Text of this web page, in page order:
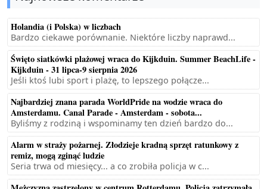
Holandia (i Polska) w liczbach
Bardzo ciekawe porównanie. Niektóre liczby naprawd...
Święto siatkówki plażowej wraca do Kijkduin. Summer BeachLife -
Kijkduin - 31 lipca-9 sierpnia 2026
Jeśli ktoś lubi sport i plażę, to lepszego połącze...
Najbardziej znana parada WorldPride na wodzie wraca do
Amsterdamu. Canal Parade - Amsterdam - sobota...
Byliśmy z rodziną i wspominamy ten dzień bardzo do...
Alarm w straży pożarnej. Złodzieje kradną sprzęt ratunkowy z
remiz, mogą zginąć ludzie
Seria trwa od miesięcy... a co zrobiła policja w c...